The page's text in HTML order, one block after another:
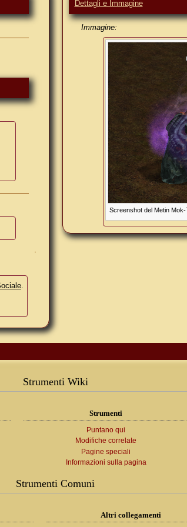
.
Dettagli e Immagine
Immagine:
Screenshot del Metin Mok-
Strumenti Wiki
Strumenti
Puntano qui
Modifiche correlate
Pagine speciali
Informazioni sulla pagina
Strumenti Comuni
Altri collegamenti